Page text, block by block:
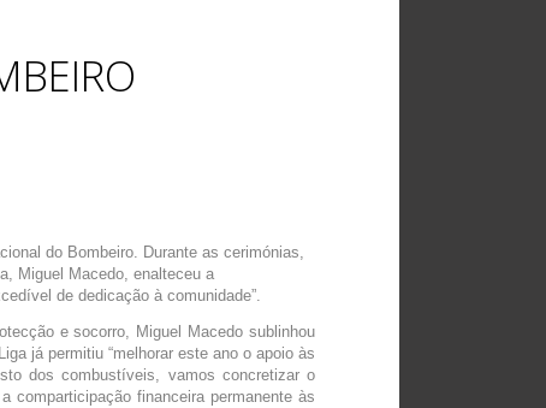
do Bombeiro. Durante as cerimónias,
Miguel Macedo, enalteceu a
de dedicação à comunidade”.
e socorro, Miguel Macedo sublinhou
já permitiu “melhorar este ano o apoio às
dos combustíveis, vamos concretizar o
comparticipação financeira permanente às